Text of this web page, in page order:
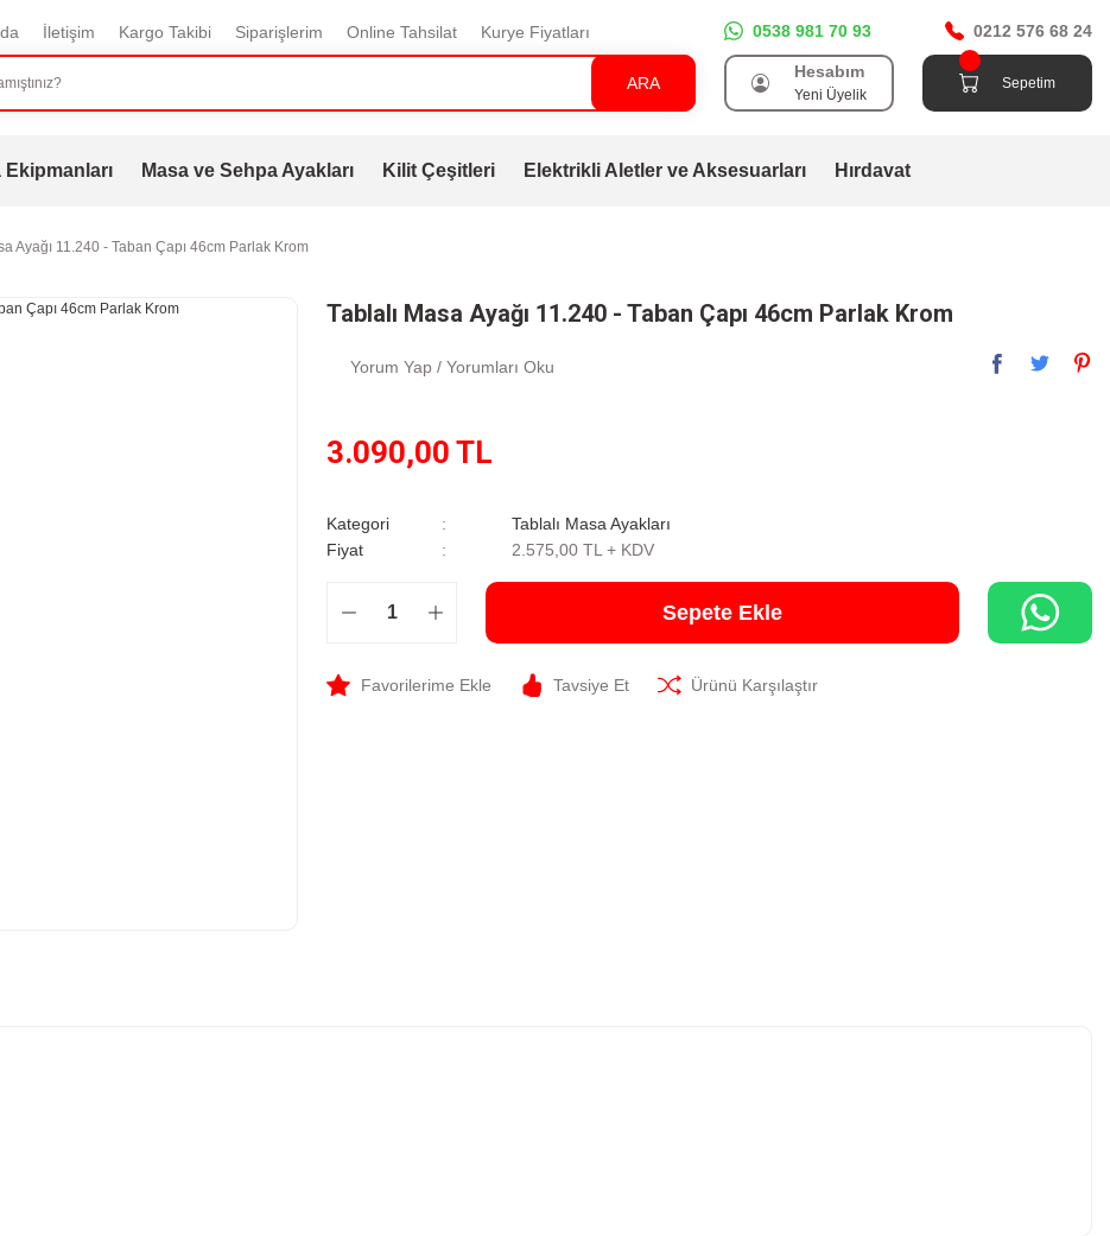
İletişim Kargo Takibi Siparişlerim Online Tahsilat Kurye Fiyatları
ARA
0538 981 70 93 0212 576 68 24
Hesabım
Yeni Üyelik
Sepetim
Ekipmanları Masa ve Sehpa Ayakları Kilit Çeşitleri Elektrikli Aletler ve Aksesuarları Hırdavat
Ayağı 11.240 - Taban Çapı 46cm Parlak Krom
Tablalı Masa Ayağı 11.240 - Taban Çapı 46cm Parlak Krom
Yorum Yap / Yorumları Oku
3.090,00 TL
Kategori
Tablalı Masa Ayakları
Fiyat
2.575,00 TL + KDV
Sepete Ekle
Tavsiye Et Ürünü Karşılaştır